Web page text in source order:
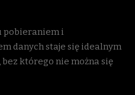
pobieraniem i
danych staje się idealnym
którego nie można się